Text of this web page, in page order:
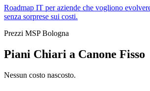
Roadmap IT per aziende che vogliono
senza sorprese sui costi.
Prezzi MSP Bologna
Piani Chiari a Canone Fisso
Nessun costo nascosto.